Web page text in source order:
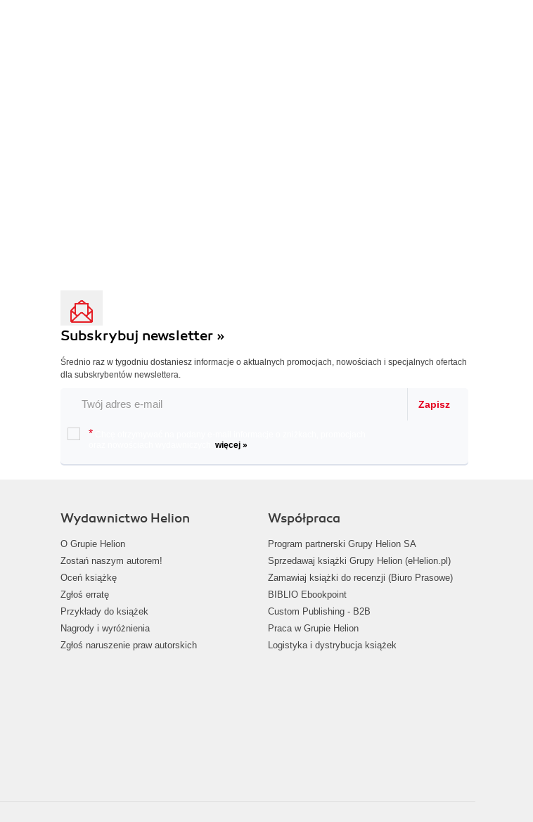
Subskrybuj newsletter »
Średnio raz w tygodniu dostaniesz informacje o aktualnych promocjach, nowościach i specjalnych ofertach
dla subskrybentów newslettera.
Zapisz
*
więcej »
Wydawnictwo Helion
O Grupie Helion
Zostań naszym autorem!
Oceń książkę
Zgłoś erratę
Przykłady do książek
Nagrody i wyróżnienia
Zgłoś naruszenie praw autorskich
Współpraca
Program partnerski Grupy Helion SA
Sprzedawaj książki Grupy Helion (eHelion.pl)
Zamawiaj książki do recenzji (Biuro Prasowe)
BIBLIO Ebookpoint
Custom Publishing - B2B
Praca w Grupie Helion
Logistyka i dystrybucja książek